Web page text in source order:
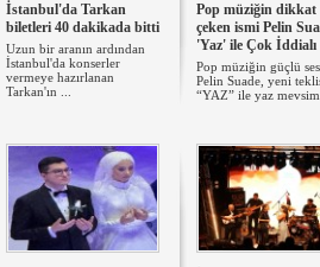
İstanbul'da Tarkan
biletleri 40 dakikada bitti
Uzun bir aranın ardından
İstanbul'da konserler
vermeye hazırlanan
Tarkan'ın ...
Pop müziğin dikkat
çeken ismi Pelin
'Yaz' ile Çok İddialı
Pop müziğin güçlü
Pelin Suade, yeni
“YAZ” ile yaz